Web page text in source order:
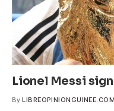
Lionel Messi
By LIBREOPINIONGUINEE.COM